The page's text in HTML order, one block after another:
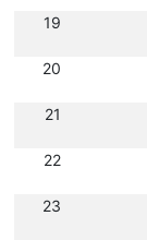
19
20
21
22
23